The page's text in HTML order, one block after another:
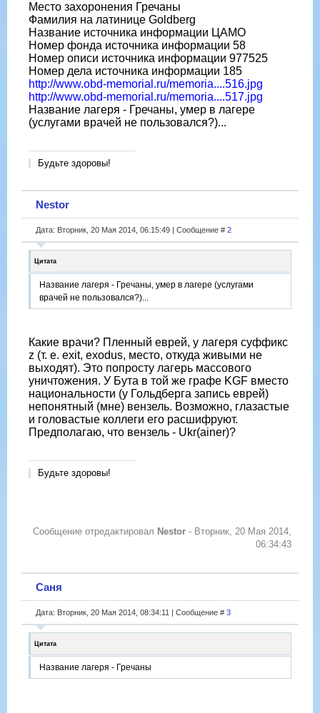
Место захоронения Гречаны
Фамилия на латинице Goldberg
Название источника информации ЦАМО
Номер фонда источника информации 58
Номер описи источника информации 977525
Номер дела источника информации 185
http://www.obd-memorial.ru/memoria....516.jpg
http://www.obd-memorial.ru/memoria....517.jpg
Название лагеря - Гречаны, умер в лагере
(услугами врачей не пользовался?)...
Будьте здоровы!
Nestor
Дата: Вторник, 20 Мая 2014, 06:15:49 | Сообщение # 2
Цитата
Название лагеря - Гречаны, умер в лагере (услугами
врачей не пользовался?)...
Какие врачи? Пленный еврей, у лагеря суффикс
z (т. е. exit, exodus, место, откуда живыми не
выходят). Это попросту лагерь массового
уничтожения. У Бута в той же графе KGF вместо
национальности (у Гольдберга запись еврей)
непонятный (мне) вензель. Возможно, глазастые
и головастые коллеги его расшифруют.
Предполагаю, что вензель - Ukr(ainer)?
Будьте здоровы!
Сообщение отредактировал Nestor - Вторник, 20 Мая 2014,
06:34:43
Саня
Дата: Вторник, 20 Мая 2014, 08:34:11 | Сообщение # 3
Цитата
Название лагеря - Гречаны